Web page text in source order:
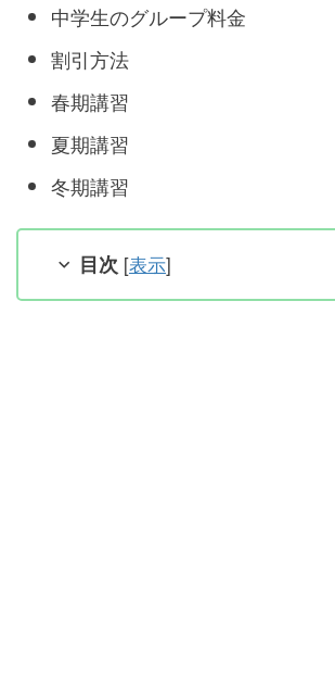
中学生のグループ料金
割引方法
春期講習
夏期講習
冬期講習
目次 [表示]